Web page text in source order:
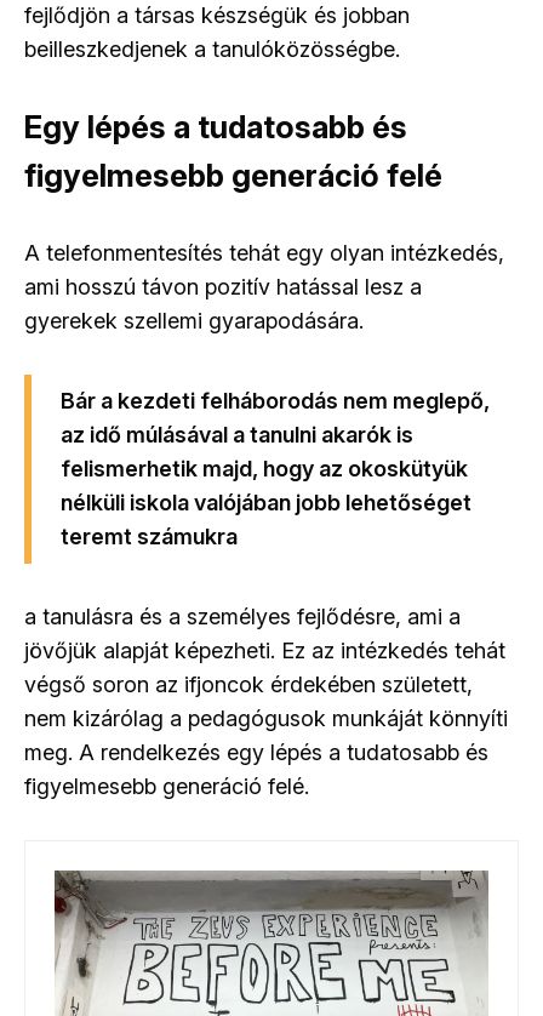
fejlődjön a társas készségük és jobban
beilleszkedjenek a tanulóközösségbe.
Egy lépés a tudatosabb és
figyelmesebb generáció felé
A telefonmentesítés tehát egy olyan intézkedés,
ami hosszú távon pozitív hatással lesz a
gyerekek szellemi gyarapodására.
Bár a kezdeti felháborodás nem meglepő,
az idő múlásával a tanulni akarók is
felismerhetik majd, hogy az okoskütyük
nélküli iskola valójában jobb lehetőséget
teremt számukra
a tanulásra és a személyes fejlődésre, ami a
jövőjük alapját képezheti. Ez az intézkedés tehát
végső soron az ifjoncok érdekében született,
nem kizárólag a pedagógusok munkáját könnyíti
meg. A rendelkezés egy lépés a tudatosabb és
figyelmesebb generáció felé.